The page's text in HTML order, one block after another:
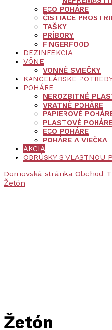
ECO POHÁRE
ČISTIACE
TAŠKY
PRÍBORY
FINGERFOOD
DEZINFEKCIA
VÔNE
VONNÉ SVIEČKY
KANCELÁRSKE
POHÁRE
NEROZBITNÉ
VRATNÉ POHÁRE
PAPIEROVÉ
PLASTOVÉ
ECO POHÁRE
POHÁRE A VIEČKA
AKCIA
OBRÚSKY S VLASTNOU
Domovská stránka Obchod
Žetón
Žetón